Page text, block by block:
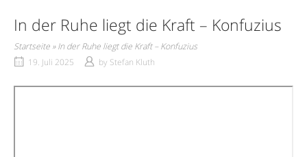
In der Ruhe liegt die Kraft – Konfuzius
Startseite »In der Ruhe liegt die Kraft – Konfuzius
19. Juli 2025
by Stefan Kluth